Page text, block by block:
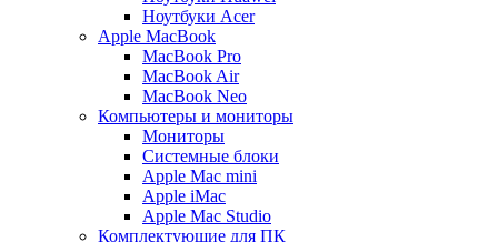
Ноутбуки Acer
Apple MacBook
MacBook Pro
MacBook Air
MacBook Neo
Компьютеры и мониторы
Мониторы
Системные блоки
Apple Mac mini
Apple iMac
Apple Mac Studio
Комплектующие для ПК